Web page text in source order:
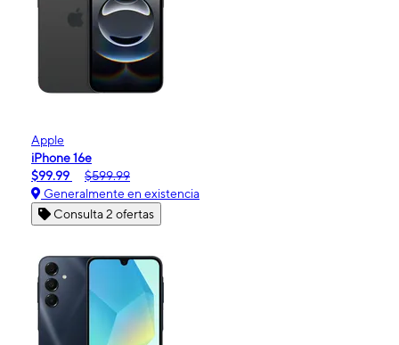
Apple
iPhone 16e
$99.99
$599.99
Generalmente en existencia
Consulta 2 ofertas